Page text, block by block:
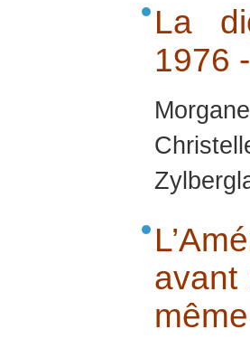
La
1976
avant